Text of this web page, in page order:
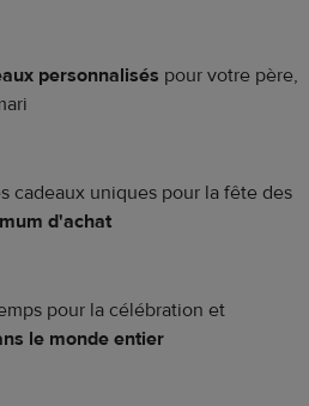
personnalisés pour votre père,
cadeaux uniques pour la fête des
d'achat
pour la célébration et
le monde entier